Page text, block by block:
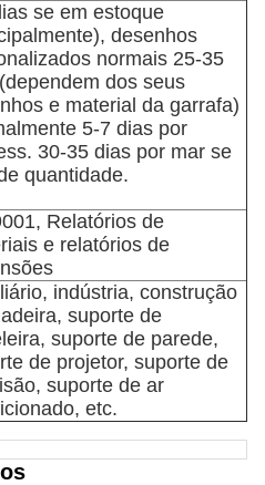
se em estoque
desenhos
normais 25-35
dos seus
e material da garrafa)
5-7 dias por
30-35 dias por mar se
quantidade.
Relatórios de
e relatórios de
indústria, construção
suporte de
suporte de parede,
de projetor, suporte de
suporte de ar
etc.